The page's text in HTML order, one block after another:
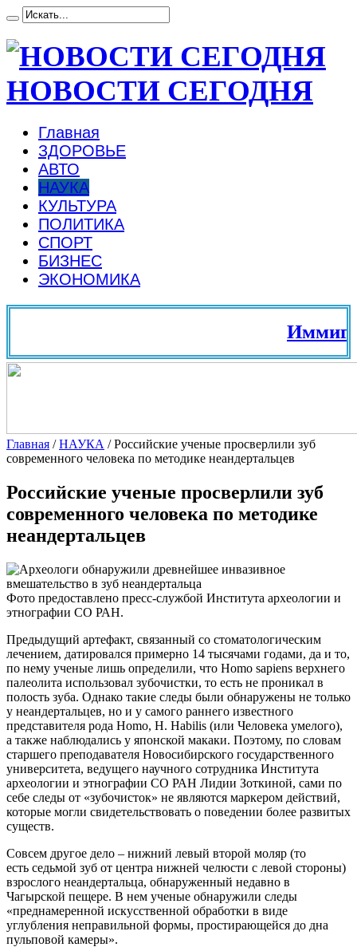
НОВОСТИ СЕГОДНЯ
Главная
ЗДОРОВЬЕ
АВТО
НАУКА
КУЛЬТУРА
ПОЛИТИКА
СПОРТ
БИЗНЕС
ЭКОНОМИКА
Главная /НАУКА /Российские ученые просверлили зуб
современного человека по методике неандертальцев
Российские ученые просверлили зуб
современного человека по методике
неандертальцев
Фото предоставлено пресс-службой Института археологии и
этнографии СО РАН.
Предыдущий артефакт, связанный со стоматологическим
лечением, датировался примерно 14 тысячами годами, да и то,
по нему ученые лишь определили, что Homo sapiens верхнего
палеолита использовал зубочистки, то есть не проникал в
полость зуба. Однако такие следы были обнаружены не только
у неандертальцев, но и у самого раннего известного
представителя рода Homo, H. Habilis (или Человека умелого),
а также наблюдались у японской макаки. Поэтому, по словам
старшего преподавателя Новосибирского государственного
университета, ведущего научного сотрудника Института
археологии и этнографии СО РАН Лидии Зоткиной, сами по
себе следы от «зубочисток» не являются маркером действий,
которые могли свидетельствовать о поведении более развитых
существ.
Совсем другое дело – нижний левый второй моляр (то
есть седьмой зуб от центра нижней челюсти с левой стороны)
взрослого неандертальца, обнаруженный недавно в
Чагырской пещере. В нем ученые обнаружили следы
«преднамеренной искусственной обработки в виде
углубления неправильной формы, простирающейся до дна
пульповой камеры».